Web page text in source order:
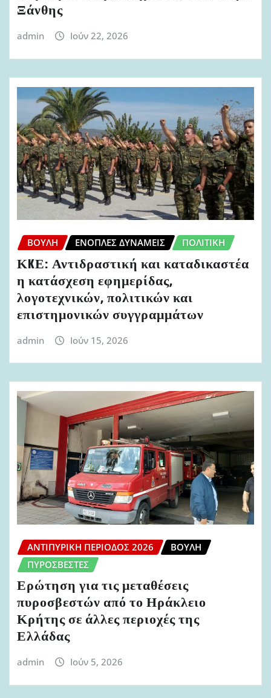
Ξάνθης
admin Ιούν 22, 2026
ΒΟΥΛΉ ΈΝΟΠΛΕΣ ΔΥΝΆΜΕΙΣ ΠΟΛΙΤΙΚΉ
ΚKΕ: Αντιδραστική και καταδικαστέα
η κατάσχεση εφημερίδας,
λογοτεχνικών, πολιτικών και
επιστημονικών συγγραμμάτων
admin Ιούν 15, 2026
ΑΝΤΙΠΥΡΙΚΉ ΠΕΡΊΟΔΟΣ 2026
ΒΟΥΛΉ
ΠΥΡΟΣΒΈΣΤΕΣ
Ερώτηση για τις μεταθέσεις
πυροσβεστών από το Ηράκλειο
Κρήτης σε άλλες περιοχές της
Ελλάδας
admin Ιούν 5, 2026